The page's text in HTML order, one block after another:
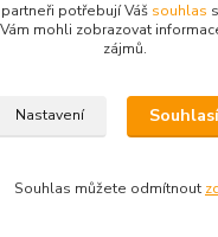
potřebují Váš souhlas
mohli zobrazovat
zájmů.
Nastavení
Souhlas můžete odmítnout